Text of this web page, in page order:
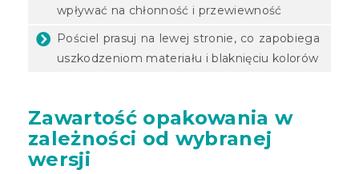
wpływać na chłonność i przewiewność
Pościel prasuj na lewej stronie, co zapobiega
uszkodzeniom materiału i blaknięciu kolorów
Zawartość opakowania w
zależności od wybranej
wersji